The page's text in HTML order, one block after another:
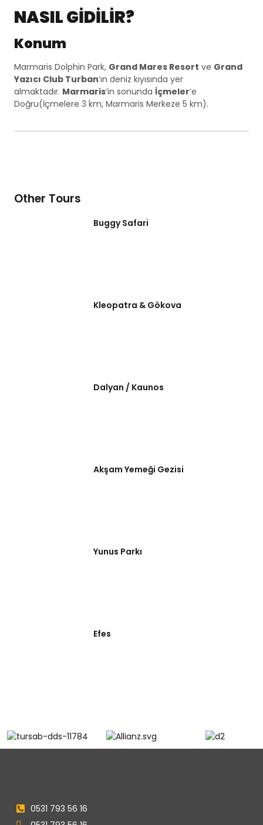
NASIL GİDİLİR?
Konum
Marmaris Dolphin Park, Grand Mares Resort ve Grand
Yazıcı Club Turban‘ın deniz kıyısında yer
almaktadır. Marmaris‘in sonunda İçmeler‘e
Doğru(İçmelere 3 km, Marmaris Merkeze 5 km).
Other Tours
Buggy Safari
Kleopatra & Gökova
Dalyan / Kaunos
Akşam Yemeği Gezisi
Yunus Parkı
Efes
0531 793 56 16